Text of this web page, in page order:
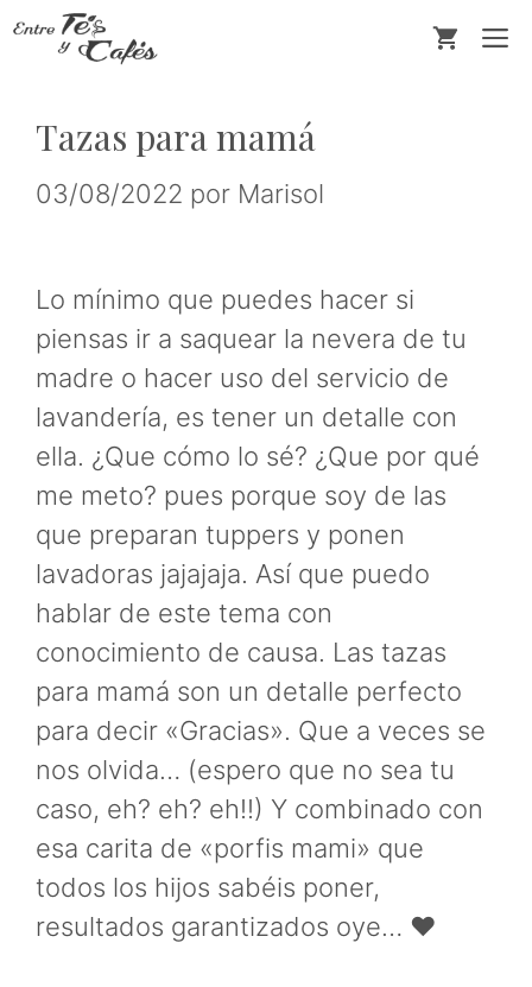
Saltar
Tazas para mamá
03/08/2022 por Marisol
Lo mínimo que puedes hacer si
piensas ir a saquear la nevera de tu
madre o hacer uso del servicio de
lavandería, es tener un detalle con
ella. ¿Que cómo lo sé? ¿Que por qué
me meto? pues porque soy de las
que preparan tuppers y ponen
lavadoras jajajaja. Así que puedo
hablar de este tema con
conocimiento de causa. Las tazas
para mamá son un detalle perfecto
para decir «Gracias». Que a veces se
nos olvida… (espero que no sea tu
caso, eh? eh? eh!!) Y combinado con
esa carita de «porfis mami» que
todos los hijos sabéis poner,
resultados garantizados oye… ❤️